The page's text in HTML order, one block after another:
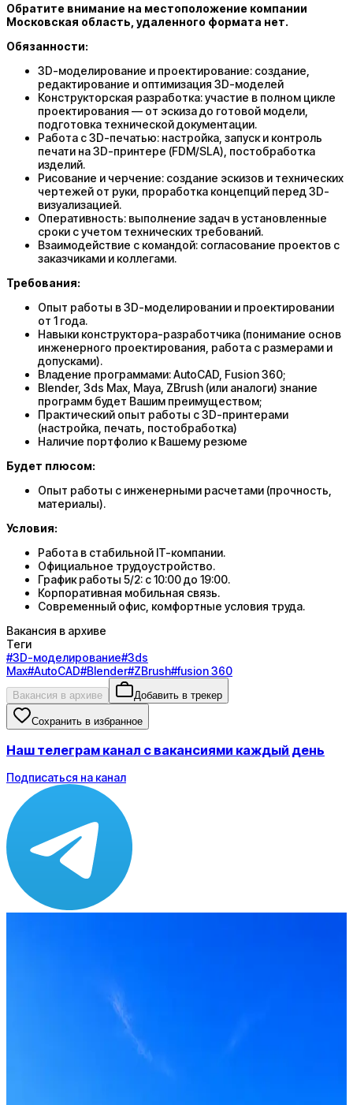
Обратите внимание на местоположение компании
Московская область, удаленного формата нет.
Обязанности:
3D-моделирование и проектирование: создание,
редактирование и оптимизация 3D-моделей
Конструкторская разработка: участие в полном цикле
проектирования — от эскиза до готовой модели,
подготовка технической документации.
Работа с 3D-печатью: настройка, запуск и контроль
печати на 3D-принтере (FDM/SLA), постобработка
изделий.
Рисование и черчение: создание эскизов и технических
чертежей от руки, проработка концепций перед 3D-
визуализацией.
Оперативность: выполнение задач в установленные
сроки с учетом технических требований.
Взаимодействие с командой: согласование проектов с
заказчиками и коллегами.
Требования:
Опыт работы в 3D-моделировании и проектировании
от 1 года.
Навыки конструктора-разработчика (понимание основ
инженерного проектирования, работа с размерами и
допусками).
Владение программами: AutoCAD, Fusion 360;
Blender, 3ds Max, Maya, ZBrush (или аналоги) знание
программ будет Вашим преимуществом;
Практический опыт работы с 3D-принтерами
(настройка, печать, постобработка)
Наличие портфолио к Вашему резюме
Будет плюсом:
Опыт работы с инженерными расчетами (прочность,
материалы).
Условия:
Работа в стабильной IT-компании.
Официальное трудоустройство.
График работы 5/2: с 10:00 до 19:00.
Корпоративная мобильная связь.
Современный офис, комфортные условия труда.
Вакансия в архиве
Теги
#3D-моделирование#3ds
Max#AutoCAD#Blender#ZBrush#fusion 360
Вакансия в архиве Добавить в трекер
Сохранить в избранное
Наш телеграм канал с вакансиями каждый день
Подписаться на канал
Оффер быстрее с Эйч